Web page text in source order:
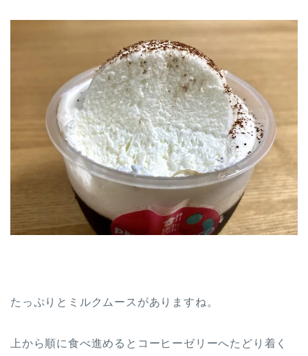
たっぷりとミルクムースがありますね。
上から順に食べ進めるとコーヒーゼリーへたどり着く